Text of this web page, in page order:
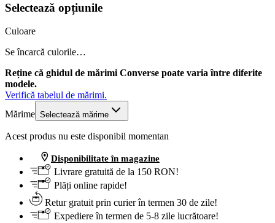
Selectează opțiunile
Culoare
Se încarcă culorile…
Reține că ghidul de mărimi Converse poate varia între diferite
modele.
Verifică tabelul de mărimi.
Mărime Selectează mărime
Acest produs nu este disponibil momentan
Disponibilitate în magazine
Livrare gratuită de la 150 RON!
Plăți online rapide!
Retur gratuit prin curier în termen 30 de zile!
Expediere în termen de 5-8 zile lucrătoare!